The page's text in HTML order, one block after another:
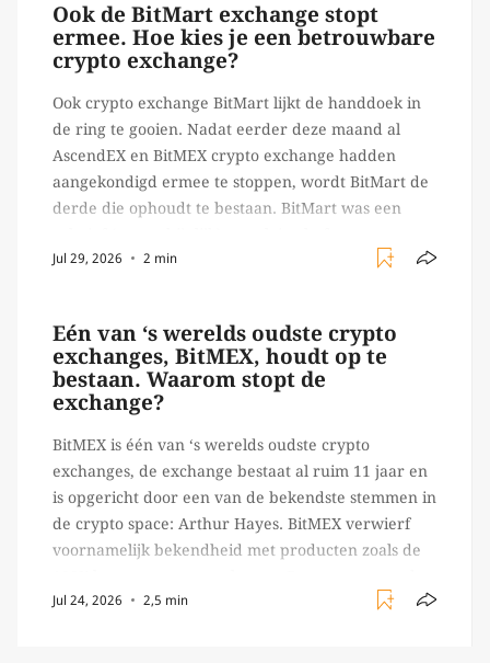
Ook de BitMart exchange stopt
ermee. Hoe kies je een betrouwbare
crypto exchange?
Ook crypto exchange BitMart lijkt de handdoek in
de ring te gooien. Nadat eerder deze maand al
AscendEX en BitMEX crypto exchange hadden
aangekondigd ermee te stoppen, wordt BitMart de
derde die ophoudt te bestaan. BitMart was een
crypto handelaren terecht konden om te handelen
Jul 29, 2026 2 min
Eén van ‘s werelds oudste crypto
exchanges, BitMEX, houdt op te
bestaan. Waarom stopt de
exchange?
BitMEX is één van ‘s werelds oudste crypto
exchanges, de exchange bestaat al ruim 11 jaar en
is opgericht door een van de bekendste stemmen in
de crypto space: Arthur Hayes. BitMEX verwierf
voornamelijk bekendheid met producten zoals de
exchange vooral bekend om het brede aanbod in
Jul 24, 2026 2,5 min